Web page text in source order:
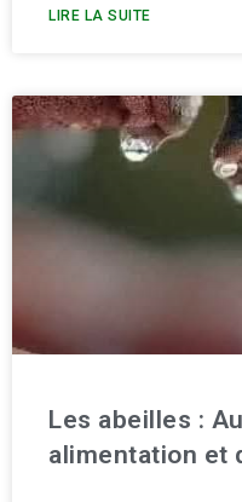
LIRE LA SUITE
Les abeilles :
alimentation et